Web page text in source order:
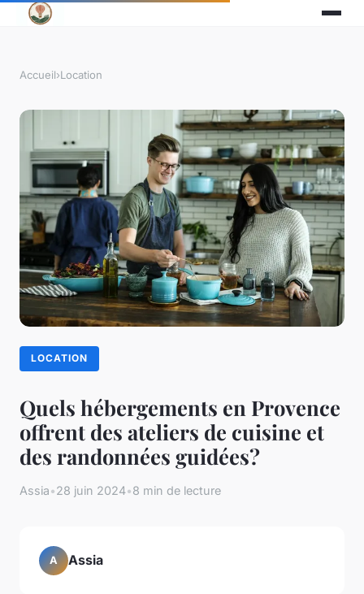
Accueil›Location
LOCATION
Quels hébergements en Provence
offrent des ateliers de cuisine et
des randonnées guidées?
Assia•28 juin 2024•8 min de lecture
A Assia